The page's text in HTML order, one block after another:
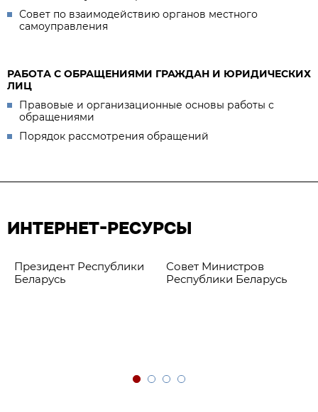
Совет по взаимодействию органов местного
самоуправления
РАБОТА С ОБРАЩЕНИЯМИ ГРАЖДАН И ЮРИДИЧЕСКИХ
ЛИЦ
Правовые и организационные основы работы с
обращениями
Порядок рассмотрения обращений
ИНТЕРНЕТ-РЕСУРСЫ
Президент Республики
Беларусь
Совет Министров
Республики Беларусь